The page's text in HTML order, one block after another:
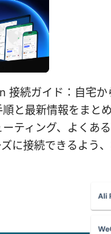
接続ガイド：自宅
と最新情報をまと
ティング、よくあ
に接続できるよう